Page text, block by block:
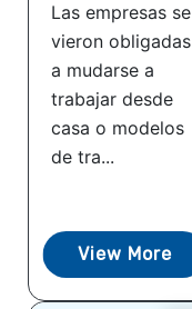
Las empresas se
vieron obligadas
a mudarse a
trabajar desde
casa o modelos
de tra...
View More